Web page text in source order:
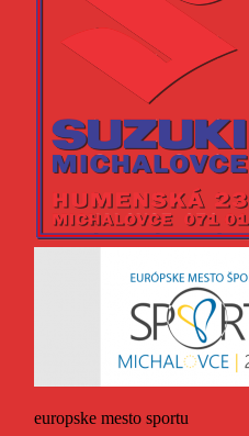
europske mesto sportu